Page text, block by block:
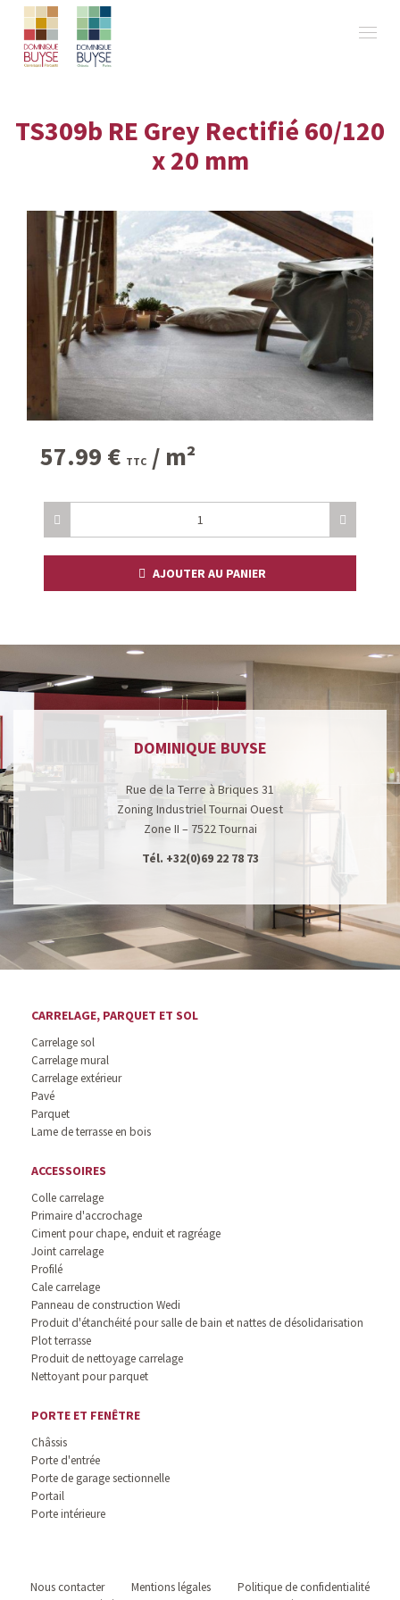
TS309b RE Grey Rectifié 60/120
x 20 mm
57.99 € TTC / m²
AJOUTER AU PANIER
DOMINIQUE BUYSE
Rue de la Terre à Briques 31
Zoning Industriel Tournai Ouest
Zone II – 7522 Tournai
Tél. +32(0)69 22 78 73
CARRELAGE, PARQUET ET SOL
Carrelage sol
Carrelage mural
Carrelage extérieur
Pavé
Parquet
Lame de terrasse en bois
ACCESSOIRES
Colle carrelage
Primaire d'accrochage
Ciment pour chape, enduit et ragréage
Joint carrelage
Profilé
Cale carrelage
Panneau de construction Wedi
Produit d'étanchéité pour salle de bain et nattes de désolidarisation
Plot terrasse
Produit de nettoyage carrelage
Nettoyant pour parquet
PORTE ET FENÊTRE
Châssis
Porte d'entrée
Porte de garage sectionnelle
Portail
Porte intérieure
Nous contacter Mentions légales
Politique de confidentialité